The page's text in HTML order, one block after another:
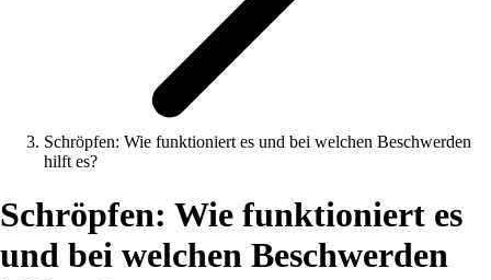
Schröpfen: Wie funktioniert es und bei welchen Beschwerden
hilft es?
Schröpfen: Wie funktioniert es
und bei welchen Beschwerden